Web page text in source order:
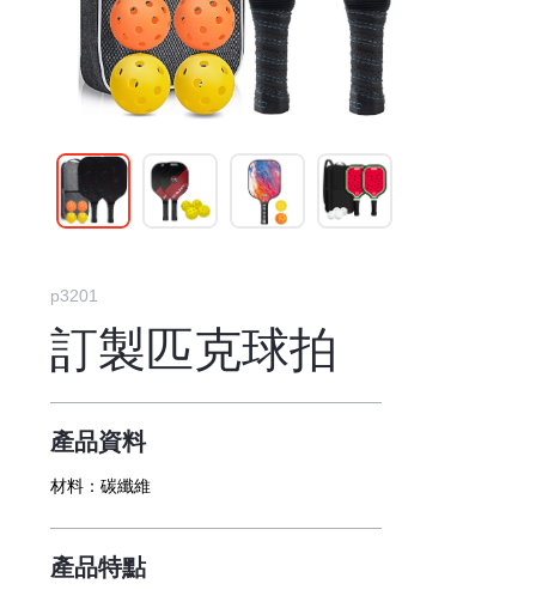
p3201
訂製匹克球拍
產品資料
材料： 碳纖維
產品特點